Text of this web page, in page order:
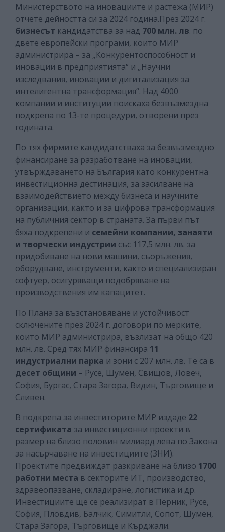
Министерството на иновациите и растежа (МИР)
отчете дейността си за 2024 година.През 2024 г.
бизнесът кандидатства за над 700 млн. лв. по
двете европейски програми, които МИР
администрира – за „Конкурентоспособност и
иновации в предприятията“ и „Научни
изследвания, иновации и дигитализация за
интелигентна трансформация“. Над 4000
компании и институции поискаха безвъзмездна
подкрепа по 13-те процедури, отворени през
годината.
По тях фирмите кандидатстваха за безвъзмездно
финансиране за разработване на иновации,
утвърждаването на България като конкурентна
инвестиционна дестинация, за засилване на
взаимодействието между бизнеса и научните
организации, както и за цифрова трансформация
на публичния сектор в страната. За първи път
бяха подкрепени и семейни компании, занаяти
и творчески индустрии със 117,5 млн. лв. за
придобиване на нови машини, съоръжения,
оборудване, инструменти, както и специализиран
софтуер, осигуряващи подобряване на
производствения им капацитет.
По Плана за възстановяване и устойчивост
сключените през 2024 г. договори по мерките,
които МИР администрира, възлизат на общо 420
млн. лв. Сред тях МИР финансира 11
индустриални парка и зони с 207 млн. лв. Те са в
десет общини – Русе, Шумен, Свищов, Ловеч,
София, Бургас, Стара Загора, Видин, Търговище и
Сливен.
В подкрепа за инвеститорите МИР издаде 22
сертификата за инвестиционни проекти в
размер на близо половин милиард лева по Закона
за насърчаване на инвестициите (ЗНИ).
Проектите предвиждат разкриване на близо 1700
работни места в секторите ИТ, производство,
здравеопазване, складиране, логистика и др.
Инвестициите ще се реализират в Перник, Русе,
София, Пловдив, Балчик, Симитли, Сопот, Шумен,
Стара Загора, Търговище и Кърджали.